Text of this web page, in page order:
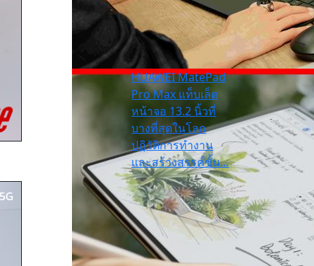
HUAWEI MatePad
Pro Max แท็บเล็ต
หน้าจอ 13.2 นิ้วที่
บางที่สุดในโลก
ปฏิวัติการทำงาน
และสร้างสรรค์ขั้น...